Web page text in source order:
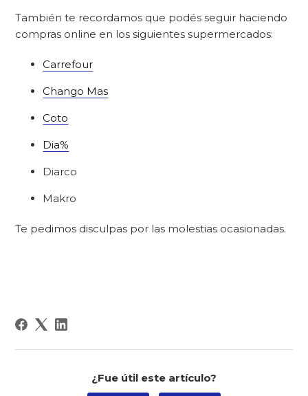
También te recordamos que podés seguir haciendo
compras online en los siguientes supermercados:
Carrefour
Chango Mas
Coto
Dia%
Diarco
Makro
Te pedimos disculpas por las molestias ocasionadas.
¿Fue útil este artículo?